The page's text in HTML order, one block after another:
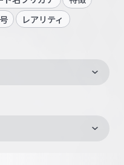
レアリティ